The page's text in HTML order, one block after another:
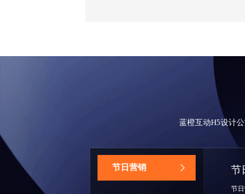
蓝橙互动H5设计公
‌节日营销 节
节